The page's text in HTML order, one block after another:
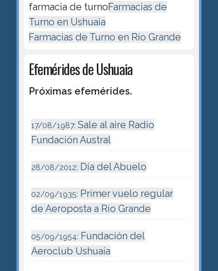
farmacia de turnoFarmacias de
Turno en Ushuaia
Farmacias de Turno en Río Grande
Efemérides de Ushuaia
Próximas efemérides.
17/08/1987: Sale al aire Radio
Fundación Austral
28/08/2012: Día del Abuelo
02/09/1935: Primer vuelo regular
de Aeroposta a Río Grande
05/09/1954: Fundación del
Aeroclub Ushuaia